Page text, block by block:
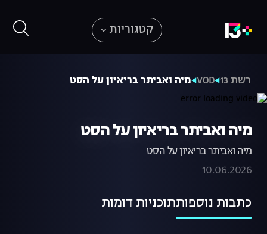
קטגוריות
רשת 13 VOD מיה ואביתר בריאיון על הסט
מיה ואביתר בריאיון על הסט
מיה ואביתר בריאיון על הסט
10.06.2026
כתבות נוספותתוכניות דומות